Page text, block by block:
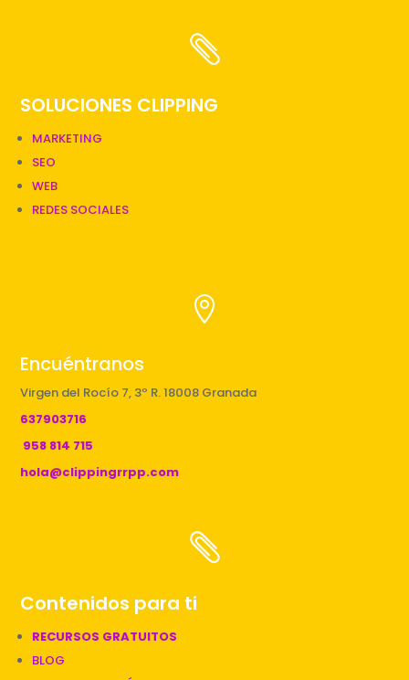

SOLUCIONES CLIPPING
MARKETING
SEO
WEB
REDES SOCIALES

Encuéntranos
Virgen del Rocío 7, 3º R. 18008 Granada
637903716
958 814 715
hola@clippingrrpp.com

Contenidos para ti
RECURSOS GRATUITOS
BLOG